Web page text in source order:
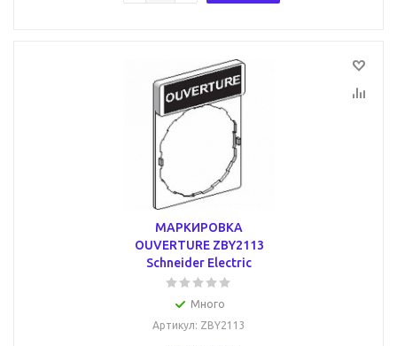
МАРКИРОВКА
OUVERTURE ZBY2113
Schneider Electric
Много
Артикул: ZBY2113